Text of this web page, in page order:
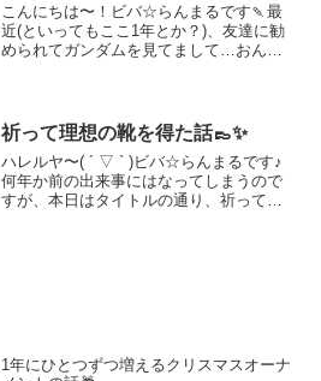
こんにちは〜！ビバ☆らんまるです🍡最
近(といってもここ1年とか？)、友達に勧
められてガンダムを見てまして…おんも
せん( ´•̥̥̥ω...
祈って理想の靴を得た話👞✨
ハレルヤ〜( ´ ▽ ` )ビバ☆らんまるです♪
何年か前の出来事にはなってしまうので
すが、本日はタイトルの通り、祈って理
1年にひとつずつ増えるクリスマスオーナ